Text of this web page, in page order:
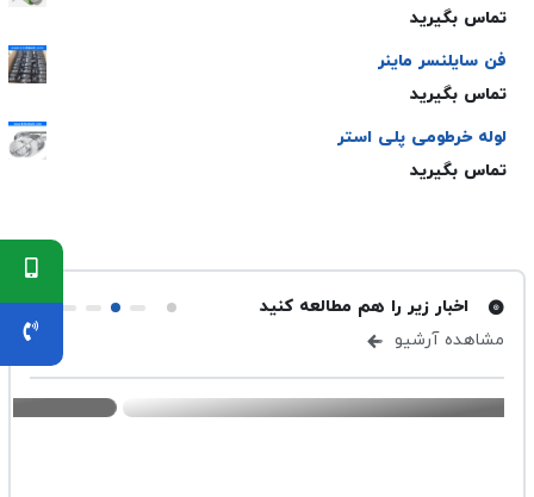
تماس بگیرید
فن سایلنسر ماینر
تماس بگیرید
لوله خرطومی پلی استر
تماس بگیرید
اخبار زیر را هم مطالعه کنید
مشاهده آرشیومهر ۱۴۰۴ -تهویه
پلنیوم باکس: از نیازسنجی تا اجرا
ارسال شده در ۴ اسفند
دریچه